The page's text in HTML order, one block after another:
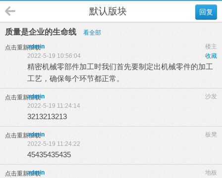
回复
默认版块
质量是企业的生命线 看全部
点击重新加载 楼主
admin
收藏
2022-5-19 10:56:04
精密机械零部件加工时我们首先要制定出机械零件的加工
工艺，确保每个环节都正常。
点击重新加载 沙发
admin
2022-5-19 11:24:14
3213213213
点击重新加载 板凳
admin
2022-5-19 11:24:22
45435435435
点击重新加载 地板
admin